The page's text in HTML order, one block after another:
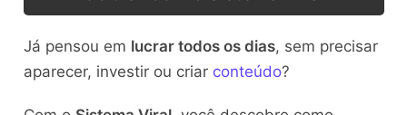
Já pensou em lucrar todos os dias, sem precisar
aparecer, investir ou criar conteúdo?